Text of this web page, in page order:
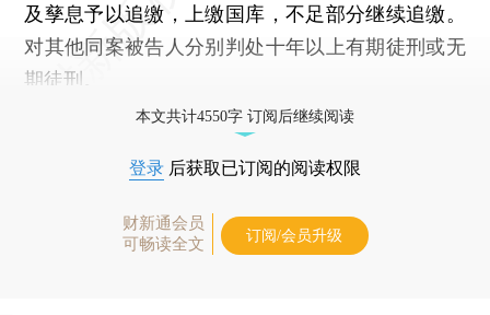
及孳息予以追缴，上缴国库，不足部分继续追缴。
对其他同案被告人分别判处十年以上有期徒刑或无
期徒刑。
本文共计4550字 订阅后继续阅读
登录 后获取已订阅的阅读权限
财新通会员
可畅读全文
订阅/会员升级